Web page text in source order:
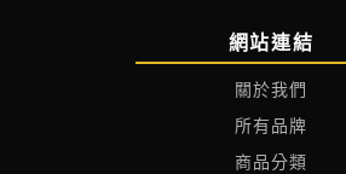
網站連結
關於我們
所有品牌
商品分類